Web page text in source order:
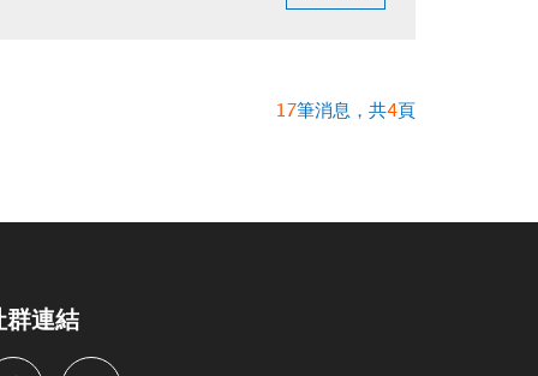
17筆消息，共4 頁
群連結